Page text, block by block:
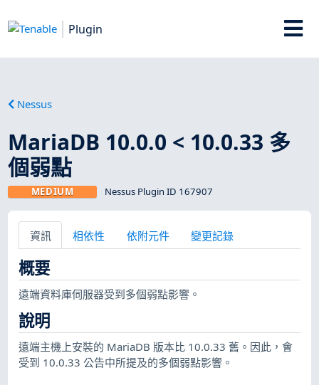
Plugin
Nessus
MariaDB 10.0.0 < 10.0.33 多
個弱點
MEDIUM Nessus Plugin ID 167907
資訊 相依性 依附元件 變更記錄
概要
遠端資料庫伺服器受到多個弱點影響。
說明
遠端主機上安裝的 MariaDB 版本比 10.0.33 舊。因此，會
受到 10.0.33 公告中所提及的多個弱點影響。